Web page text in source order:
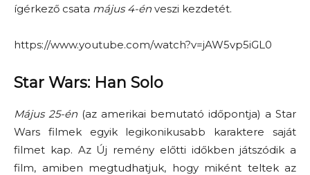
ígérkező csata május 4-én veszi kezdetét.
https://www.youtube.com/watch?v=jAW5vp5iGL0
Star Wars: Han Solo
Május 25-én (az amerikai bemutató időpontja) a Star
Wars filmek egyik legikonikusabb karaktere saját
filmet kap. Az Új remény előtti időkben játszódik a
film, amiben megtudhatjuk, hogy miként teltek az